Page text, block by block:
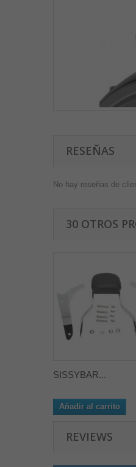
RESEÑAS
No hay reseñas de
30 OTROS
SISSYBAR...
Añadir al carrito
REVIEWS